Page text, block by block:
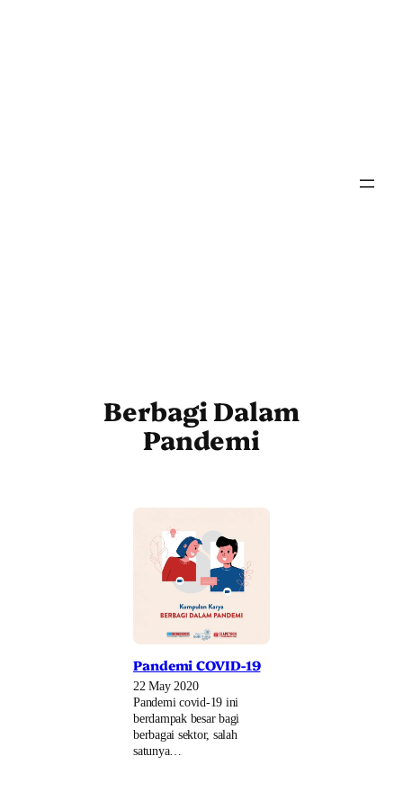
Berbagi Dalam
Pandemi
Pandemi COVID-19
22 May 2020
Pandemi covid-19 ini
berdampak besar bagi
berbagai sektor, salah
satunya…